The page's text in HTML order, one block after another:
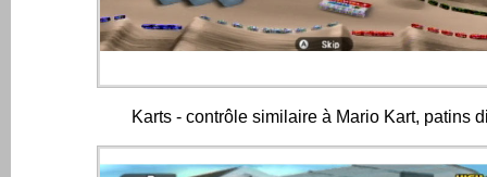
Karts - contrôle similaire à Mario Kart, patins